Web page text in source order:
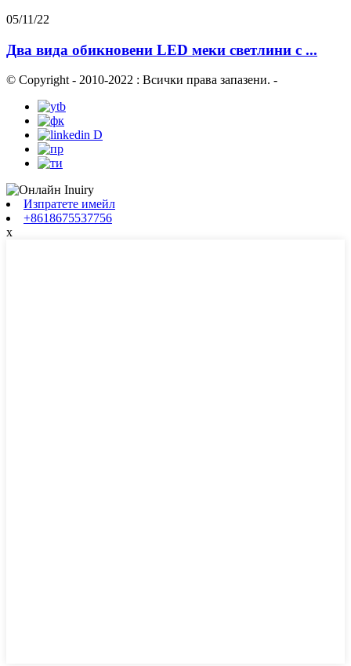
05/11/22
Два вида обикновени LED меки светлини с ...
© Copyright - 2010-2022 : Всички права запазени. -
Изпратете имейл
+8618675537756
x